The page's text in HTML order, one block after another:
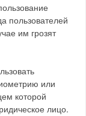
пользователей
им грозят
или
которой
лицо.